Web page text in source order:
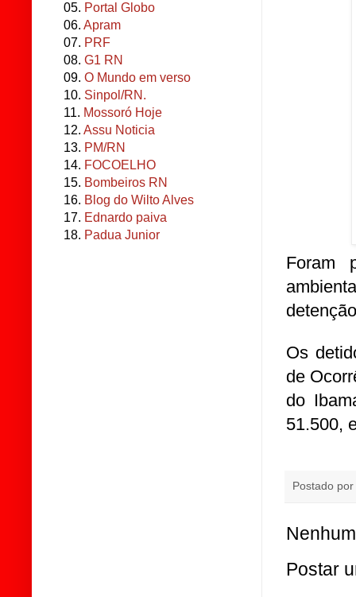
Foram
Os
de
do
51.500,
Postado por
Postar
05. Portal Globo
06. Apram
07. PRF
08. G1 RN
09. O Mundo em verso
10. Sinpol/RN.
11. Mossoró Hoje
12. Assu Noticia
13. PM/RN
14. FOCOELHO
15. Bombeiros RN
16. Blog do Wilto Alves
17. Ednardo paiva
18. Padua Junior